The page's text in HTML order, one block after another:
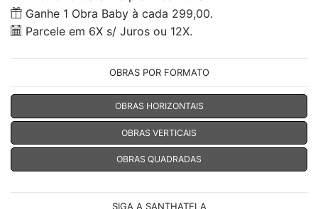
Ganhe 1 Obra Baby à cada 299,00.
Parcele em 6X s/ Juros ou 12X.
OBRAS POR FORMATO
OBRAS HORIZONTAIS
OBRAS VERTICAIS
OBRAS QUADRADAS
SIGA A SANTHATELA